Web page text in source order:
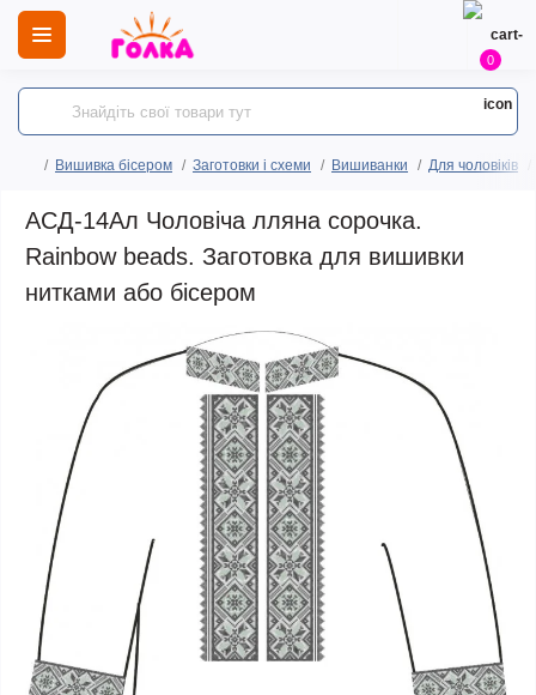
0
Вишивка бісером Заготовки і схеми Вишиванки Для чоловіків
АСД-14Ал Чоловіча лляна сорочка.
Rainbow beads. Заготовка для вишивки
нитками або бісером